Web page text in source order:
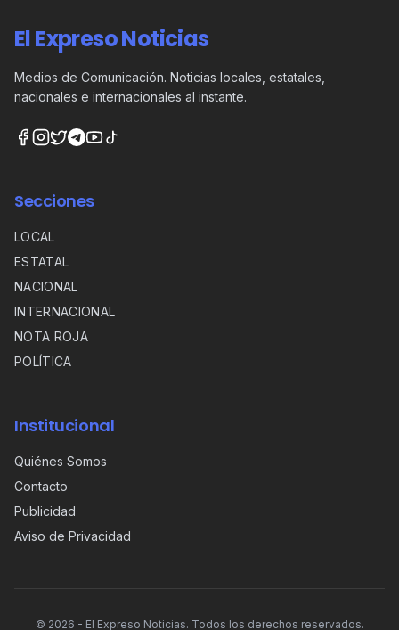
El Expreso Noticias
Medios de Comunicación. Noticias locales, estatales,
nacionales e internacionales al instante.
Secciones
LOCAL
ESTATAL
NACIONAL
INTERNACIONAL
NOTA ROJA
POLÍTICA
Institucional
Quiénes Somos
Contacto
Publicidad
Aviso de Privacidad
© 2026 - El Expreso Noticias. Todos los derechos reservados.